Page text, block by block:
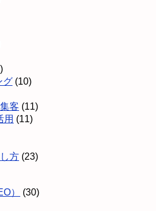
グ (10)
客 (11)
用 (11)
方 (23)
）
(30)